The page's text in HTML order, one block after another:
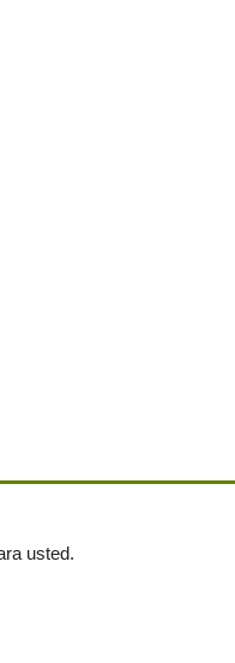
usted.